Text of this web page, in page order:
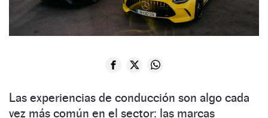
Las experiencias de conducción son algo cada
vez más común en el sector: las marcas